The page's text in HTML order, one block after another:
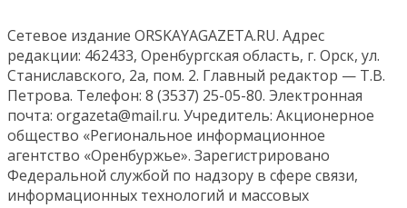
Сетевое издание ORSKAYAGAZETA.RU. Адрес
редакции: 462433, Оренбургская область, г. Орск, ул.
Станиславского, 2а, пом. 2. Главный редактор — Т.В.
Петрова. Телефон: 8 (3537) 25-05-80. Электронная
почта: orgazeta@mail.ru. Учредитель: Акционерное
общество «Региональное информационное
агентство «Оренбуржье». Зарегистрировано
Федеральной службой по надзору в сфере связи,
информационных технологий и массовых